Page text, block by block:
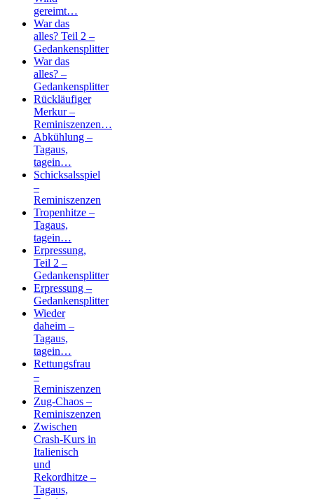
gereimt…
War das
alles? Teil 2 –
Gedankensplitter
War das
alles? –
Gedankensplitter
Rückläufiger
Merkur –
Reminiszenzen…
Abkühlung –
Tagaus,
tagein…
Schicksalsspiel
–
Reminiszenzen
Tropenhitze –
Tagaus,
tagein…
Erpressung,
Teil 2 –
Gedankensplitter
Erpressung –
Gedankensplitter
Wieder
daheim –
Tagaus,
tagein…
Rettungsfrau
–
Reminiszenzen
Zug-Chaos –
Reminiszenzen
Zwischen
Crash-Kurs in
Italienisch
und
Rekordhitze –
Tagaus,